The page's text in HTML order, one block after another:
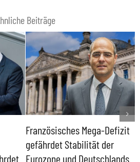
Beiträge
Französisches Mega-Defizit
gefährdet Stabilität der
Eurozone und Deutschlands